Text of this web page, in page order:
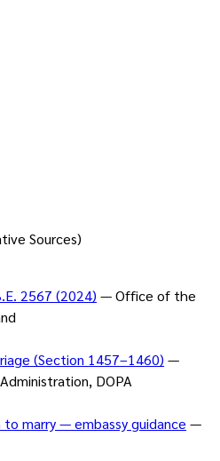
Sources)
2567 (2024) —Office of the
(Section 1457–1460) —
DOPA
marry — embassy guidance —